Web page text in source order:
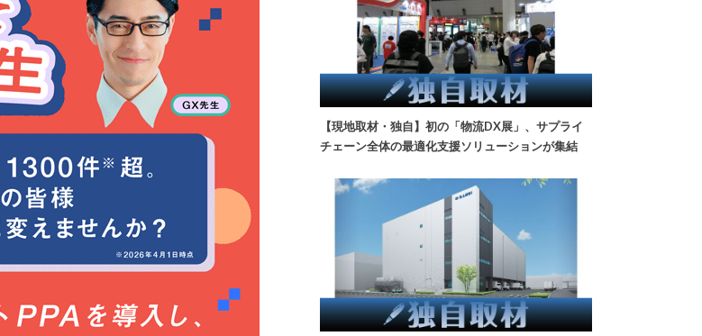
【現地取材・独自】初の「物流DX展」、サプライ
チェーン全体の最適化支援ソリューションが集結